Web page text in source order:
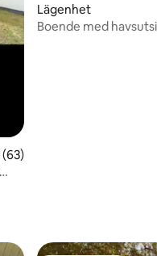
5 i genomsnittligt betyg,
Lägenhet
Boende med